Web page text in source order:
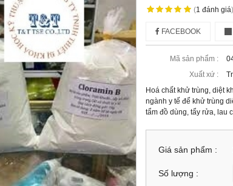
(1đánh giá)
FACEBOOK
Mã sản phẩm :
Xuất xứ :
Hoá chất khử trùng, diệt
ngành y tế để khử trùng
tẩm đồ dùng, tẩy rửa, lau
Giá sản phẩm :
Số lượng :